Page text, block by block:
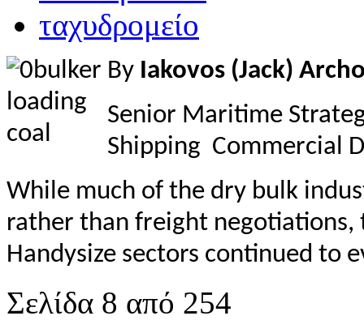
By Iakovos (Jack)
Senior Maritime
Shipping Commercial
While much of the dry bulk
rather than freight negotiations,
Handysize sectors continued to
Σελίδα 8 από 254